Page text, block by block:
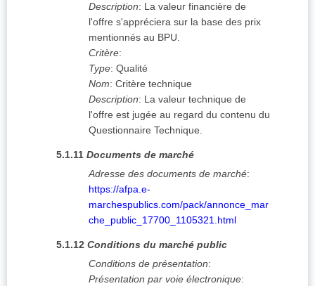
Description: La valeur financière de
l'offre s'appréciera sur la base des prix
mentionnés au BPU.
Critère:
Type: Qualité
Nom: Critère technique
Description: La valeur technique de
l'offre est jugée au regard du contenu du
Questionnaire Technique.
5.1.11 Documents de marché
Adresse des documents de marché:
https://afpa.e-
marchespublics.com/pack/annonce_mar
che_public_17700_1105321.html
5.1.12 Conditions du marché public
Conditions de présentation:
Présentation par voie électronique: